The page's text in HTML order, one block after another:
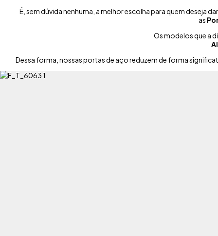
É, sem dúvida nenhuma, a melhor escolha para quem
as
Os modelos que a
Dessa forma, nossas portas de aço reduzem de forma